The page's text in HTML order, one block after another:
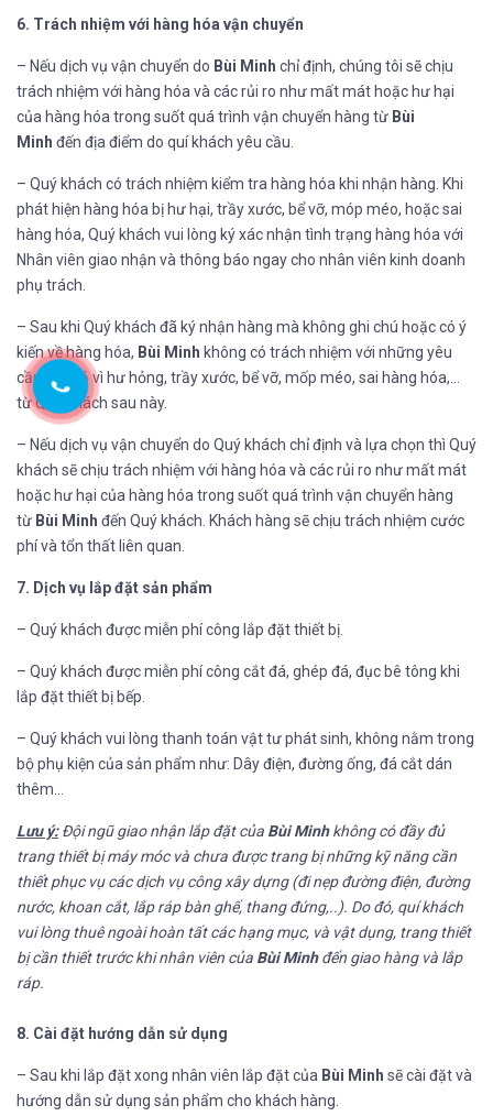
6. Trách nhiệm với hàng hóa vận chuyển
– Nếu dịch vụ vận chuyển do Bùi Minh chỉ định, chúng tôi sẽ chịu
trách nhiệm với hàng hóa và các rủi ro như mất mát hoặc hư hại
của hàng hóa trong suốt quá trình vận chuyển hàng từ Bùi
Minh đến địa điểm do quí khách yêu cầu.
– Quý khách có trách nhiệm kiểm tra hàng hóa khi nhận hàng. Khi
phát hiện hàng hóa bị hư hại, trầy xước, bể vỡ, móp méo, hoặc sai
hàng hóa, Quý khách vui lòng ký xác nhận tình trạng hàng hóa với
Nhân viên giao nhận và thông báo ngay cho nhân viên kinh doanh
phụ trách.
– Sau khi Quý khách đã ký nhận hàng mà không ghi chú hoặc có ý
kiến về hàng hóa, Bùi Minh không có trách nhiệm với những yêu
cầu đổi trả vì hư hỏng, trầy xước, bể vỡ, mốp méo, sai hàng hóa,…
từ Quý khách sau này.
– Nếu dịch vụ vận chuyển do Quý khách chỉ định và lựa chọn thì Quý
khách sẽ chịu trách nhiệm với hàng hóa và các rủi ro như mất mát
hoặc hư hại của hàng hóa trong suốt quá trình vận chuyển hàng
từ Bùi Minh đến Quý khách. Khách hàng sẽ chịu trách nhiệm cước
phí và tổn thất liên quan.
7. Dịch vụ lắp đặt sản phẩm
– Quý khách được miễn phí công lắp đặt thiết bị.
– Quý khách được miễn phí công cắt đá, ghép đá, đục bê tông khi
lắp đặt thiết bị bếp.
– Quý khách vui lòng thanh toán vật tư phát sinh, không nằm trong
bộ phụ kiện của sản phẩm như: Dây điện, đường ống, đá cắt dán
thêm…
Lưu ý: Đội ngũ giao nhận lắp đặt của Bùi Minhkhông có đầy đủ
trang thiết bị máy móc và chưa được trang bị những kỹ năng cần
thiết phục vụ các dịch vụ công xây dựng (đi nẹp đường điện, đường
nước, khoan cắt, lắp ráp bàn ghế, thang đứng,..). Do đó, quí khách
vui lòng thuê ngoài hoàn tất các hạng mục, và vật dụng, trang thiết
bị cần thiết trước khi nhân viên của Bùi Minhđến giao hàng và lắp
ráp.
8. Cài đặt hướng dẫn sử dụng
– Sau khi lắp đặt xong nhân viên lắp đặt của Bùi Minh sẽ cài đặt và
hướng dẫn sử dụng sản phẩm cho khách hàng.